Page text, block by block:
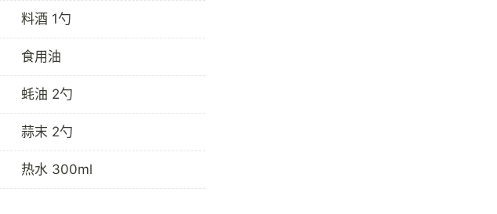
料酒 1勺
食用油
蚝油 2勺
蒜末 2勺
热水 300ml